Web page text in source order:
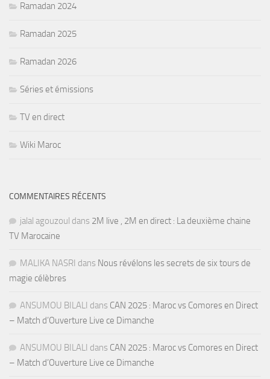
Ramadan 2024
Ramadan 2025
Ramadan 2026
Séries et émissions
TV en direct
Wiki Maroc
COMMENTAIRES RÉCENTS
jalal agouzoul dans 2M live , 2M en direct : La deuxième chaine
TV Marocaine
MALIKA NASRI dans Nous révélons les secrets de six tours de
magie célèbres
ANSUMOU BILALI dans CAN 2025 : Maroc vs Comores en Direct
– Match d’Ouverture Live ce Dimanche
ANSUMOU BILALI dans CAN 2025 : Maroc vs Comores en Direct
– Match d’Ouverture Live ce Dimanche